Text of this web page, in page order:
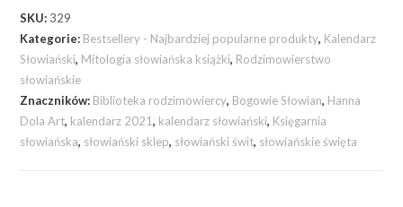
SKU: 329
Kategorie: Bestsellery - Najbardziej popularne produkty, Kalendarz
Słowiański, Mitologia słowiańska książki, Rodzimowierstwo
słowiańskie
Znaczników: Biblioteka rodzimowiercy, Bogowie Słowian, Hanna
Dola Art, kalendarz 2021, kalendarz słowiański, Księgarnia
słowiańska, słowiański sklep, słowiański świt, słowiańskie święta